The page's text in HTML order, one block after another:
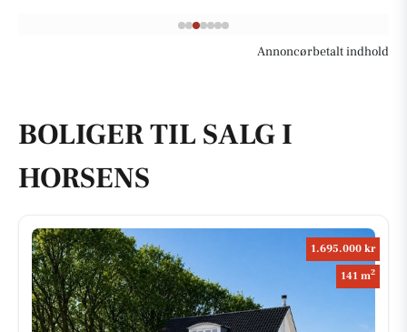
Annoncørbetalt indhold
BOLIGER TIL SALG I
HORSENS
1.695.000 kr
141 m2